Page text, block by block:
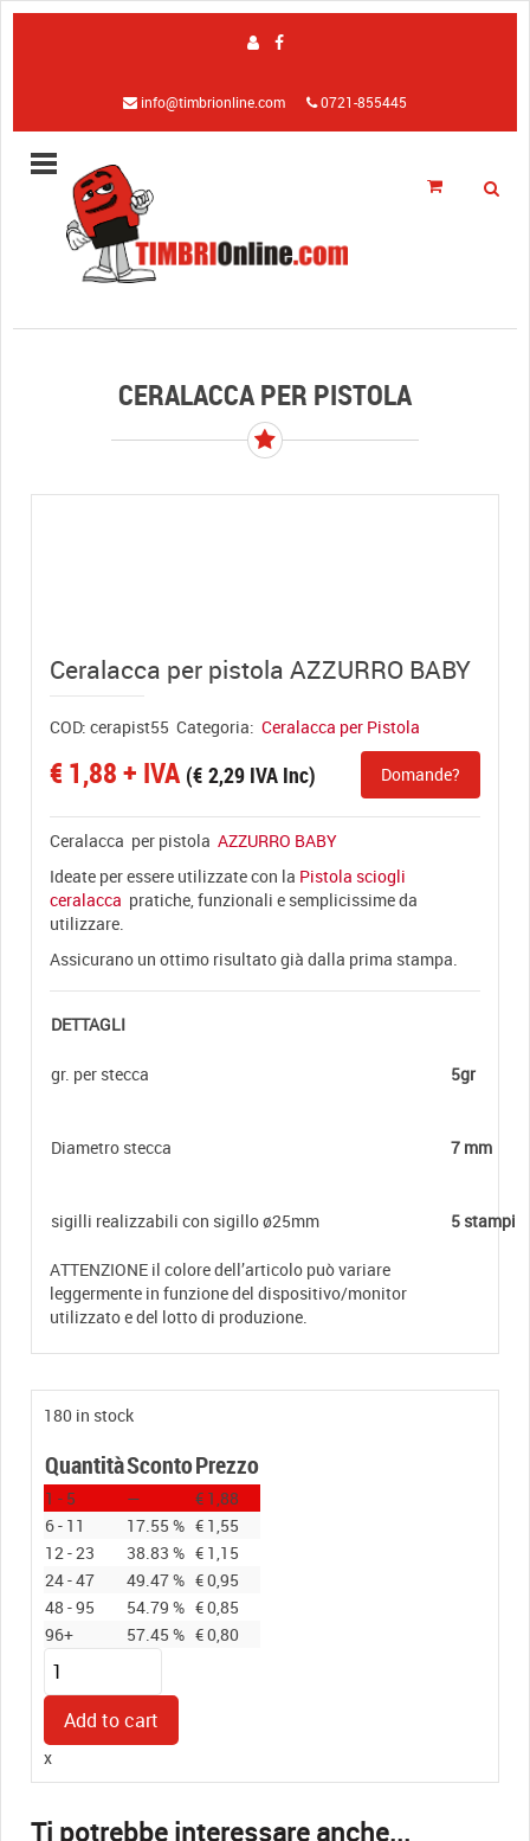
info@timbrionline.com 0721-855445
CERALACCA PER PISTOLA
Ceralacca per pistola AZZURRO BABY
COD: cerapist55 Categoria: Ceralacca per Pistola
€ 1,88+ IVA (€ 2,29 IVA Inc) Domande?
Ceralacca per pistola AZZURRO BABY
Ideate per essere utilizzate con la Pistola sciogli
ceralacca pratiche, funzionali e semplicissime da
utilizzare.
Assicurano un ottimo risultato già dalla prima stampa.
DETTAGLI
gr. per stecca 5gr
Diametro stecca 7 mm
sigilli realizzabili con sigillo ø25mm 5 stampi
ATTENZIONE il colore dell’articolo può variare
leggermente in funzione del dispositivo/monitor
utilizzato e del lotto di produzione.
180 in stock
QuantitàScontoPrezzo
1 - 5 — € 1,88
6 - 11
17.55 % € 1,55
12 - 23
38.83 % € 1,15
24 - 47
49.47 % €0,95
48 - 95
54.79 % €0,85
96+
57.45 % €0,80
per
pistola
AZZURRO
BABY
quantity
Add to cart
x